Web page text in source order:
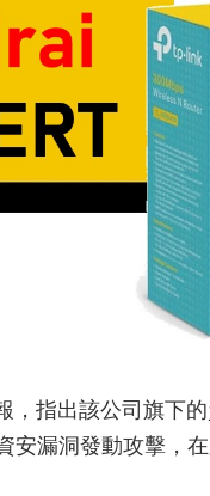
，指出該公司旗下
安漏洞發動攻擊，